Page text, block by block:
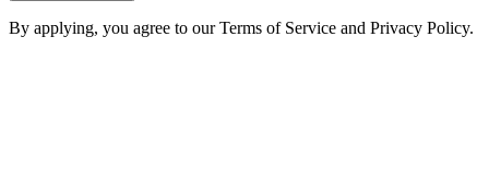
By applying, you agree to our Terms of Service and Privacy Policy.